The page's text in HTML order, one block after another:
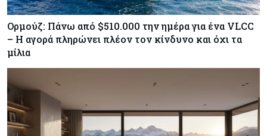
Ορμούζ: Πάνω από $510.000 την ημέρα για ένα VLCC
– Η αγορά πληρώνει πλέον τον κίνδυνο και όχι τα
μίλια